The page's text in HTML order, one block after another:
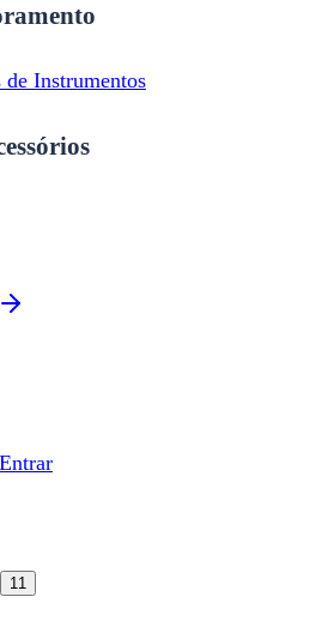
de Instrumentos
Entrar
11